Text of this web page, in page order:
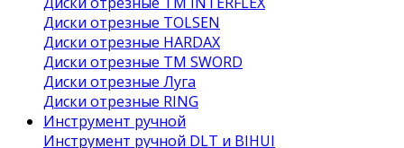
Диски отрезные TOLSEN
Диски отрезные HARDAX
Диски отрезные ТМ SWORD
Диски отрезные Луга
Диски отрезные RING
Инструмент ручной
Инструмент ручной DLT и BIHUI